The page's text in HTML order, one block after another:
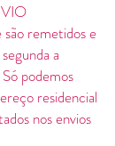
são remetidos e
a
podemos
residencial
nos envios